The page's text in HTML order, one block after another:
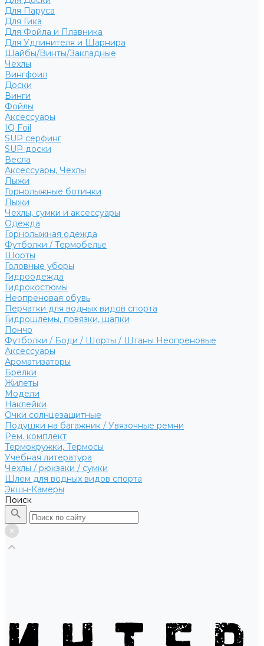
Для Паруса
Для Гика
Для Фойла и Плавника
Для Удлинителя и Шарнира
Шайбы/Винты/Закладные
Чехлы
Вингфоил
Доски
Винги
Фойлы
Аксессуары
IQ Foil
SUP серфинг
SUP доски
Весла
Аксессуары, Чехлы
Лыжи
Горнолыжные ботинки
Лыжи
Чехлы, сумки и аксессуары
Одежда
Горнолыжная одежда
Футболки / Термобелье
Шорты
Головные уборы
Гидроодежда
Гидрокостюмы
Неопреновая обувь
Перчатки для водных видов спорта
Гидрошлемы, повязки, шапки
Пончо
Футболки / Боди / Шорты / Штаны Неопреновые
Аксессуары
Ароматизаторы
Брелки
Жилеты
Модели
Наклейки
Очки солнцезащитные
Подушки на багажник / Увязочные ремни
Рем. комплект
Термокружки, Термосы
Учебная литература
Чехлы / рюкзаки / сумки
Шлем для водных видов спорта
Экшн-Камеры
Поиск